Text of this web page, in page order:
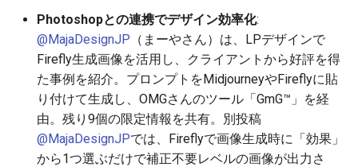
2026-06-20
2026-06-19
2026-06-18
2026-06-17
2025-12-05
2025-12-04
2025-12-03
2025-12-02
2026-06-20
2026-06-19
2026-06-18
2026-06-17
2025-12-05
2025-12-04
2025-12-03
2025-12-02
2026-01-11
2026-01-04
2026-01-11
2026-01-04
2026-06-18
2026-06-17
2026-06-16
2026-06-14
2025-12-05
2025-12-04
2025-12-03
2025-12-02
2026-01-11
2026-01-04
2026-06-18
2026-06-17
2026-06-16
2026-06-15
2025-12-05
2025-12-04
2025-12-03
2025-12-02
2026-01-11
2026-01-04
2026-06-20
2026-06-19
2026-06-18
2026-06-17
2026-06-15
2026-06-14
2026-06-13
2026-06-11
Photoshopとの連携でデザイン効率化:
@MajaDesignJP （まーやさん）は、LPデザインで
Firefly生成画像を活用し、クライアントから好評を得
た事例を紹介。プロンプトをMidjourneyやFireflyに貼
り付けて生成し、OMGさんのツール「GmG™︎」を経
由。残り9個の限定情報を共有。別投稿
@MajaDesignJPでは、Fireflyで画像生成時に「効果」
から1つ選ぶだけで補正不要レベルの画像が出力さ